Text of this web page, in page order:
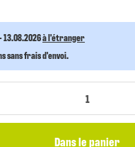
13.08.2026à l'étranger
sans frais d'envoi.
Dans le panier